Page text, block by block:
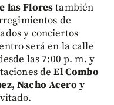
las Florestambién
de
y conciertos
será en la calle
las 7:00 p. m. y
deEl Combo
Nacho Acero y